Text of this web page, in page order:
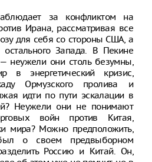
за конфликтом на
Ирана, рассматривая все
для себя со стороны США, а
Запада. В Пекине
неужели они столь безумны,
в энергетический кризис,
Ормузского пролива и
идти по пути эскалации в
Неужели они не понимают
войн против Китая,
мира? Можно предположить,
о своем предвыборном
Россию и Китай. Он,